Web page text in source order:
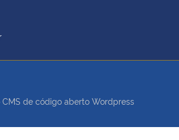
de código aberto Wordpress